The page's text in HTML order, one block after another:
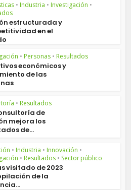
• Industria • Investigación •
estructurada y
en el
• Personas • Resultados
económicos y
de las
• Resultados
de
mejora los
de...
• Industria • Innovación •
• Resultados • Sector público
visitado de 2023
de la